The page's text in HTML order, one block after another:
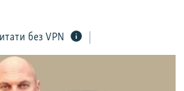
без VPN